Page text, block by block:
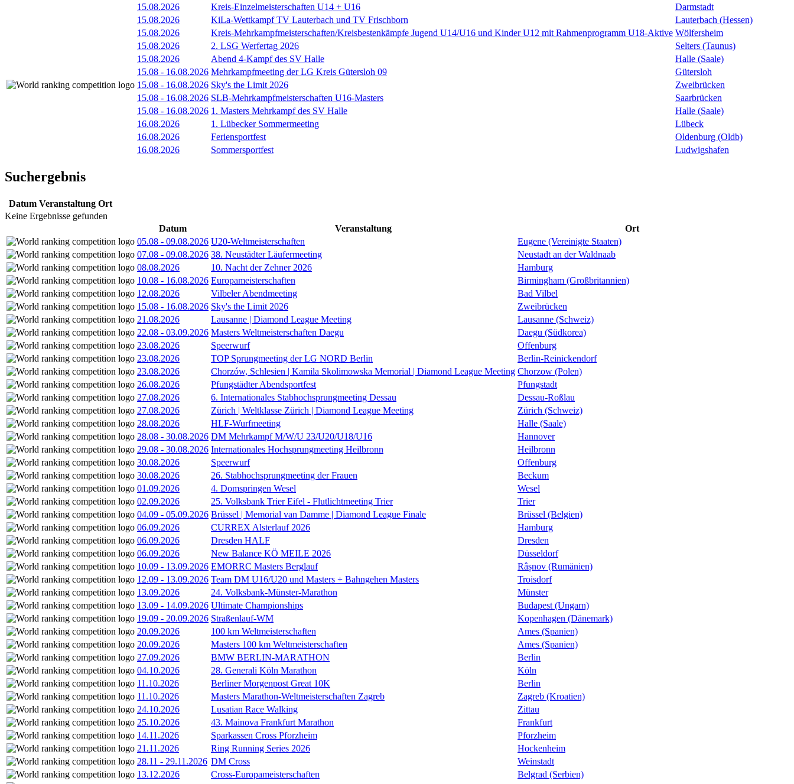
15.08.2026
Kreis-Einzelmeisterschaften U14 + U16
Darmstadt
15.08.2026
KiLa-Wettkampf TV Lauterbach und TV Frischborn
Lauterbach (Hessen)
15.08.2026
Kreis-Mehrkampfmeisterschaften/Kreisbestenkämpfe Jugend U14/U16 und Kinder U12 mit Rahmenprogramm U18-Aktive Wölfersheim
15.08.2026
2. LSG Werfertag 2026
Selters (Taunus)
15.08.2026
Abend 4-Kampf des SV Halle
Halle (Saale)
15.08 - 16.08.2026 Mehrkampfmeeting der LG Kreis Gütersloh 09
Gütersloh
15.08 - 16.08.2026 Sky's the Limit 2026
Zweibrücken
15.08 - 16.08.2026 SLB-Mehrkampfmeisterschaften U16-Masters
Saarbrücken
15.08 - 16.08.2026 1. Masters Mehrkampf des SV Halle
Halle (Saale)
16.08.2026
1. Lübecker Sommermeeting
Lübeck
16.08.2026
Feriensportfest
Oldenburg (Oldb)
16.08.2026
Sommersportfest Ludwigshafen
Suchergebnis
Datum Veranstaltung Ort
Keine Ergebnisse gefunden
Datum
Veranstaltung
Ort
05.08 - 09.08.2026 U20-Weltmeisterschaften
Eugene (Vereinigte Staaten)
07.08 - 09.08.2026 38. Neustädter Läufermeeting
Neustadt an der Waldnaab
08.08.2026
10. Nacht der Zehner 2026
Hamburg
10.08 - 16.08.2026 Europameisterschaften
Birmingham (Großbritannien)
12.08.2026
Vilbeler Abendmeeting
Bad Vilbel
15.08 - 16.08.2026 Sky's the Limit 2026
Zweibrücken
21.08.2026
Lausanne | Diamond League Meeting
Lausanne (Schweiz)
22.08 - 03.09.2026 Masters Weltmeisterschaften Daegu
Daegu (Südkorea)
23.08.2026
Speerwurf
Offenburg
23.08.2026
TOP Sprungmeeting der LG NORD Berlin
Berlin-Reinickendorf
23.08.2026
Chorzów, Schlesien | Kamila Skolimowska Memorial | Diamond League Meeting Chorzow (Polen)
26.08.2026
Pfungstädter Abendsportfest
Pfungstadt
27.08.2026
6. Internationales Stabhochsprungmeeting Dessau
Dessau-Roßlau
27.08.2026
Zürich | Weltklasse Zürich | Diamond League Meeting
Zürich (Schweiz)
28.08.2026
HLF-Wurfmeeting
Halle (Saale)
28.08 - 30.08.2026 DM Mehrkampf M/W/U 23/U20/U18/U16
Hannover
29.08 - 30.08.2026 Internationales Hochsprungmeeting Heilbronn
Heilbronn
30.08.2026
Speerwurf
Offenburg
30.08.2026
26. Stabhochsprungmeeting der Frauen
Beckum
01.09.2026
4. Domspringen Wesel
Wesel
02.09.2026
25. Volksbank Trier Eifel - Flutlichtmeeting Trier
Trier
04.09 - 05.09.2026 Brüssel | Memorial van Damme | Diamond League Finale
Brüssel (Belgien)
06.09.2026
CURREX Alsterlauf 2026
Hamburg
06.09.2026
Dresden HALF
Dresden
06.09.2026
New Balance KÖ MEILE 2026
Düsseldorf
10.09 - 13.09.2026 EMORRC Masters Berglauf
Râșnov (Rumänien)
12.09 - 13.09.2026 Team DM U16/U20 und Masters + Bahngehen Masters
Troisdorf
13.09.2026
24. Volksbank-Münster-Marathon
Münster
13.09 - 14.09.2026 Ultimate Championships
Budapest (Ungarn)
19.09 - 20.09.2026 Straßenlauf-WM
Kopenhagen (Dänemark)
20.09.2026
100 km Weltmeisterschaften
Ames (Spanien)
20.09.2026
Masters 100 km Weltmeisterschaften
Ames (Spanien)
27.09.2026
BMW BERLIN-MARATHON
Berlin
04.10.2026
28. Generali Köln Marathon
Köln
11.10.2026
Berliner Morgenpost Great 10K
Berlin
11.10.2026
Masters Marathon-Weltmeisterschaften Zagreb
Zagreb (Kroatien)
24.10.2026
Lusatian Race Walking
Zittau
25.10.2026
43. Mainova Frankfurt Marathon
Frankfurt
14.11.2026
Sparkassen Cross Pforzheim
Pforzheim
21.11.2026
Ring Running Series 2026
Hockenheim
28.11 - 29.11.2026 DM Cross
Weinstadt
13.12.2026
Cross-Europameisterschaften
Belgrad (Serbien)